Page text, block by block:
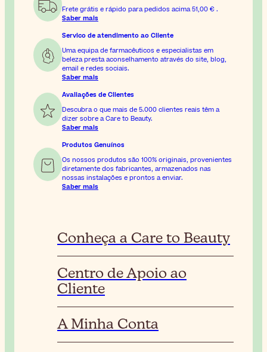
Frete grátis e rápido para pedidos acima51,00 € .
Saber mais
Servico de atendimento ao Cliente
Uma equipa de farmacêuticos e especialistas em
beleza presta aconselhamento através do site, blog,
email e redes sociais.
Saber mais
Avaliações de Clientes
Descubra o que mais de 5.000 clientes reais têm a
dizer sobre a Care to Beauty.
Saber mais
Produtos Genuínos
Os nossos produtos são 100% originais, provenientes
diretamente dos fabricantes, armazenados nas
nossas instalações e prontos a enviar.
Saber mais
Conheça a Care to Beauty
Centro de Apoio ao
Cliente
A Minha Conta